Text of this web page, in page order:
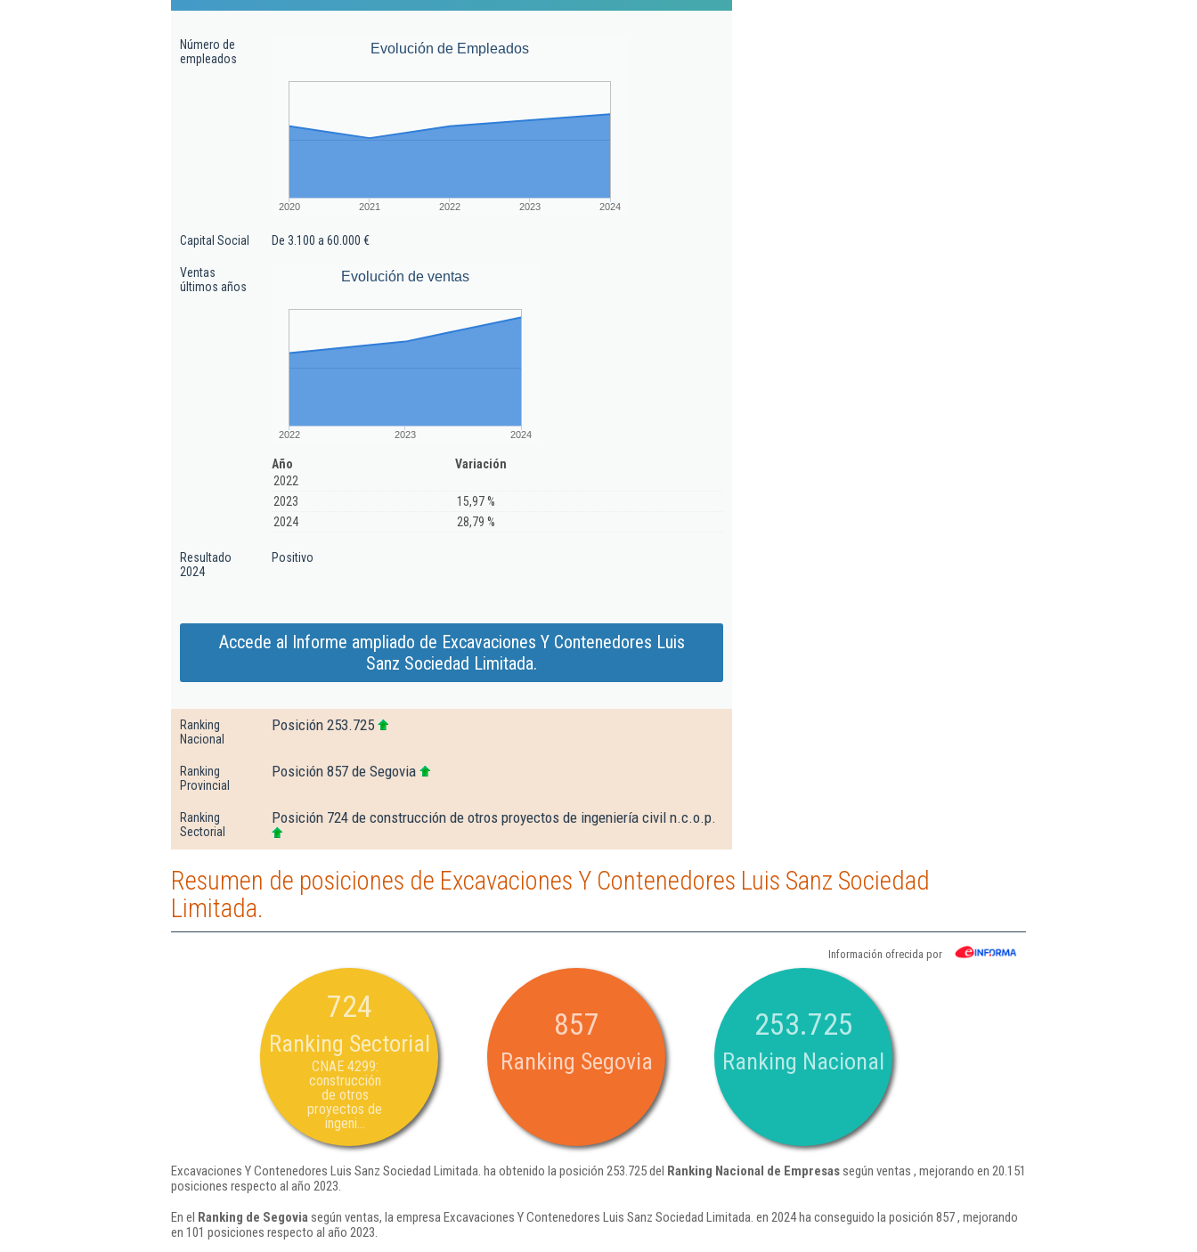
Número de
empleados
Evolución de Empleados
2020 2021 2022 2023 2024
Capital Social De 3.100 a 60.000 €
Ventas
últimos años
Evolución de ventas
2022 2023 2024
Año
Variación
2022
2023
15,97 %
2024
28,79 %
Resultado
2024
Positivo
Accede al Informe ampliado de Excavaciones Y Contenedores Luis
Sanz Sociedad Limitada.
Ranking
Nacional
Posición 253.725
Ranking
Provincial
Posición 857 de Segovia
Ranking
Sectorial
Posición 724 de construcción de otros proyectos de ingeniería civil n.c.o.p.
Resumen de posiciones de Excavaciones Y Contenedores Luis Sanz Sociedad
Limitada.
Información ofrecida por
724
Ranking Sectorial
CNAE 4299:
construcción
de otros
proyectos de
ingeni...
857
Ranking Segovia
253.725
Ranking Nacional
Excavaciones Y Contenedores Luis Sanz Sociedad Limitada. ha obtenido la posición 253.725 del Ranking Nacional de Empresassegún ventas , mejorando en 20.151
posiciones respecto al año 2023.
En el Ranking de Segovia según ventas, la empresa Excavaciones Y Contenedores Luis Sanz Sociedad Limitada. en 2024 ha conseguido la posición 857 , mejorando
en 101 posiciones respecto al año 2023.